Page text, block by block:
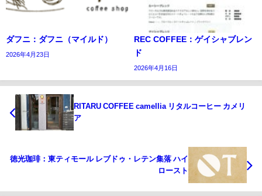
ダフニ：ダフニ（マイルド）
2026年4月23日
REC COFFEE：ゲイシャブレン
ド
2026年4月16日
RITARU COFFEE camellia リタルコーヒー カメリ
ア
徳光珈琲：東ティモール レブドゥ・レテン集落 ハイ
ロースト